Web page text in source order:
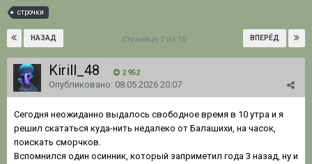
строчки
НАЗАД ВПЕРЁД
Страница 7 из 10
Kirill_48 2 952
Опубликовано: 08.05.2026 20:07
Сегодня неожиданно выдалось свободное время в 10 утра и я
решил скататься куда-нить недалеко от Балашихи, на часок,
поискать сморчков.
Вспомнился один осинник, который заприметил года 3 назад, ну и